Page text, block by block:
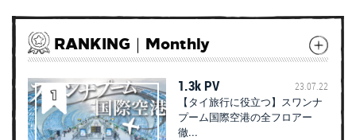
RANKING｜Monthly
1.3k PV 23.07.22
【タイ旅行に役立つ】スワンナ
プーム国際空港の全フロアー
徹...